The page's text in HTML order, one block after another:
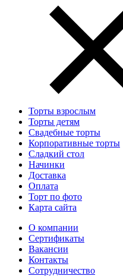
Торты взрослым
Торты детям
Свадебные торты
Корпоративные торты
Сладкий стол
Начинки
Доставка
Оплата
Торт по фото
Карта сайта
О компании
Сертификаты
Вакансии
Контакты
Сотрудничество